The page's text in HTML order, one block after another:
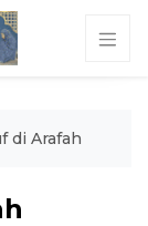
di Arafah